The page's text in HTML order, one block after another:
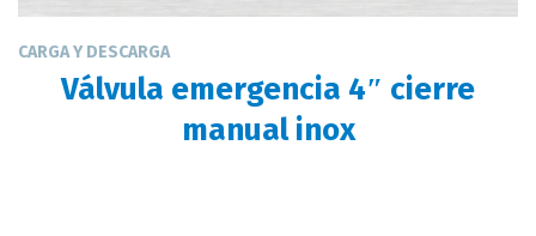
CARGA Y DESCARGA
Válvula emergencia 4″ cierre
manual inox